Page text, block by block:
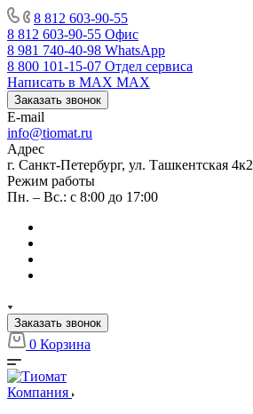
8 812 603-90-55
8 812 603-90-55 Офис
8 981 740-40-98 WhatsApp
8 800 101-15-07 Отдел сервиса
Написать в MAX MAX
Заказать звонок
E-mail
info@tiomat.ru
Адрес
г. Санкт-Петербург, ул. Ташкентская 4к2
Режим работы
Пн. – Вс.: с 8:00 до 17:00
Заказать звонок
0 Корзина
Компания